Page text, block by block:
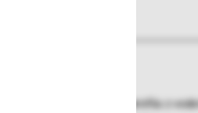
klin iz ekstrudiranega profila z